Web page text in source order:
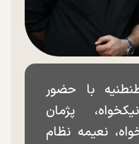
با حضور
پژمان
نعیمه نظام